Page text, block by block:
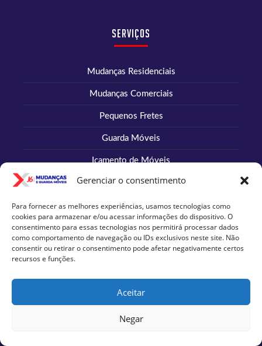
Gerenciar o consentimento
Para fornecer as melhores experiências, usamos tecnologias como
cookies para armazenar e/ou acessar informações do dispositivo. O
consentimento para essas tecnologias nos permitirá processar dados
como comportamento de navegação ou IDs exclusivos neste site. Não
consentir ou retirar o consentimento pode afetar negativamente certos
recursos e funções.
Aceitar
Negar
Serviços
Mudanças Residenciais
Mudanças Comerciais
Pequenos Fretes
Guarda Móveis
Içamento de Móveis
Embalagens
Institucional
Cases